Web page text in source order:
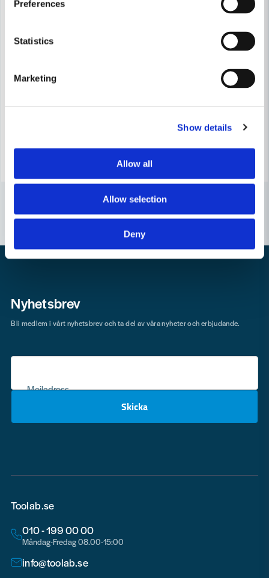
Preferences
Statistics
Marketing
Show details
Allow all
Allow selection
Deny
Weber 66049 Ring runt
Finns i Webblager
Nyhetsbrev
Mejladress
Skicka
Bli medlem i vårt nyhetsbrev och ta del av våra nyheter och erbjudande.
Toolab.se
010 - 199 00 00
Måndag-Fredag 08.00-15:00
info@toolab.se